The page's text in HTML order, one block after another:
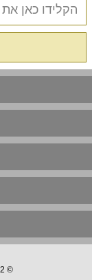
© 2022 פורטל VillaVip - כל הזכויות שמורות